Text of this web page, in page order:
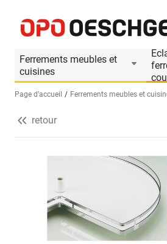
Ferrements meubles et
cuisines
Sélectionnez une langue (FR)
Page d’accueil Ferrements meubles et
Informations produit
retour